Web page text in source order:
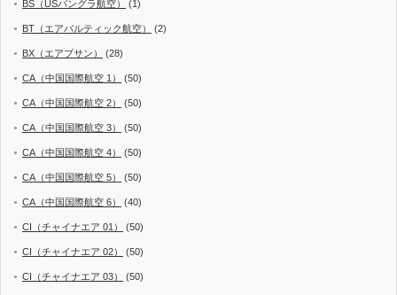
BS（USバングラ航空） (1)
BT（エアバルティック航空） (2)
BX（エアプサン） (28)
CA（中国国際航空 1） (50)
CA（中国国際航空 2） (50)
CA（中国国際航空 3） (50)
CA（中国国際航空 4） (50)
CA（中国国際航空 5） (50)
CA（中国国際航空 6） (40)
CI（チャイナエア 01） (50)
CI（チャイナエア 02） (50)
CI（チャイナエア 03） (50)